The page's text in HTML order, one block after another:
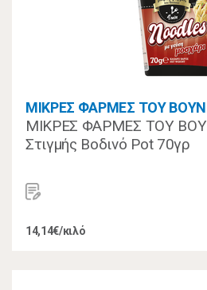
ΜΙΚΡΕΣ ΦΑΡΜΕΣ ΤΟΥ
ΜΙΚΡΕΣ ΦΑΡΜΕΣ ΤΟΥ
Στιγμής Βοδινό Pot 70γρ
14,14€/κιλό